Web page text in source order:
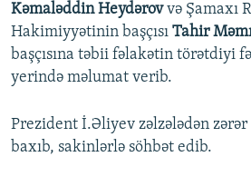
Kəmaləddin Heydərovvə Şamaxı
Hakimiyyətinin başçısı Tahir
başçısına təbii fəlakətin törətdiyi
yerində məlumat verib.
Prezident İ.Əliyev zəlzələdən
baxıb, sakinlərlə söhbət edib.